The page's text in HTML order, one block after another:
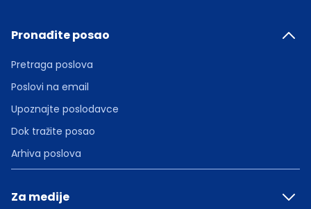
Pronađite posao
Pretraga poslova
Poslovi na email
Upoznajte poslodavce
Dok tražite posao
Arhiva poslova
Za medije